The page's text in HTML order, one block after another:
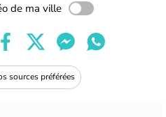
de ma ville
sources préférées